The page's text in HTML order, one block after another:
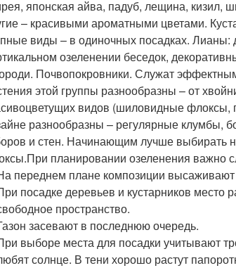
японская айва, падуб, лещина, кизил,
– красивыми ароматными цветами.
виды – в одиночных посадках.
озеленении беседок,
Почвопокровники. Служат
этой группы разнообразны – от
видов (шиловидные
разнообразны – регулярные клумбы,
и стен. Начинающим лучше выбирать
планировании озеленения важно
переднем плане композиции
посадке деревьев и кустарников
пространство.
засевают в последнюю очередь.
выборе места для посадки учитывают
солнце. В тени хорошо растут